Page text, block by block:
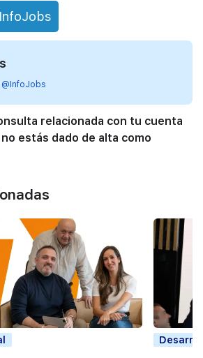
relacionada con tu cuenta
estás dado de alta como